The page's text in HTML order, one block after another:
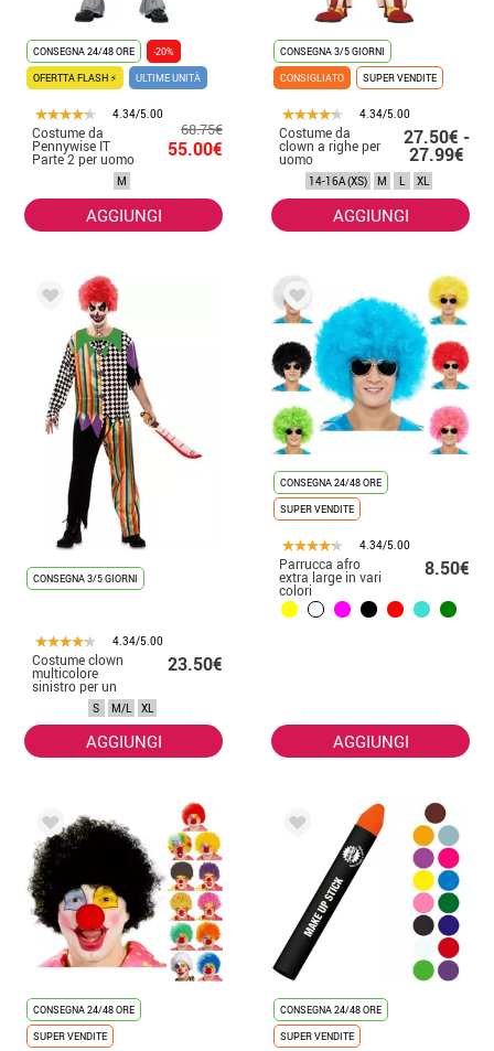
CONSEGNA 24/48 ORE
-20%
OFERTTA FLASH ⚡
ULTIME UNITÀ
4.34/5.00
Costume da
Pennywise IT
Parte 2 per uomo
68.75€
55.00€
M
AGGIUNGI
CONSEGNA 3/5 GIORNI
CONSIGLIATO
SUPER VENDITE
4.34/5.00
Costume da
clown a righe per
uomo
27.50€ -
27.99€
14-16A (XS) M L XL
AGGIUNGI
CONSEGNA 3/5 GIORNI
4.34/5.00
Costume clown
multicolore
sinistro per un
23.50€
S M/L XL
AGGIUNGI
CONSEGNA 24/48 ORE
SUPER VENDITE
4.34/5.00
Parrucca afro
extra large in vari
colori
8.50€
AGGIUNGI
CONSEGNA 24/48 ORE
SUPER VENDITE
CONSEGNA 24/48 ORE
SUPER VENDITE